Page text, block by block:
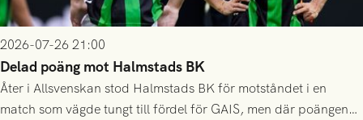
2026-07-26 21:00
Delad poäng mot Halmstads BK
Åter i Allsvenskan stod Halmstads BK för motståndet i en
match som vägde tungt till fördel för GAIS, men där poängen